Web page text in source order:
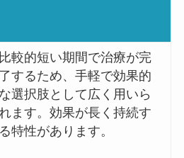
比較的短い期間で治療が完
了するため、手軽で効果的
な選択肢として広く用いら
ます。効果が長く持続す
る特性があります。